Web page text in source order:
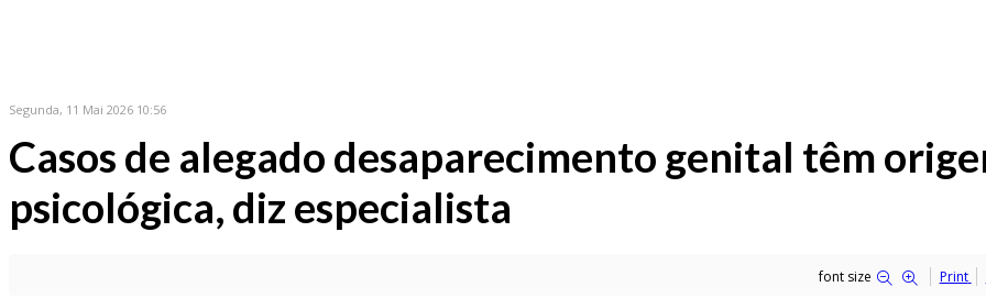
Segunda, 11 Mai 2026 10:56
Casos de alegado desaparecimento genital têm
psicológica, diz especialista
font size Print